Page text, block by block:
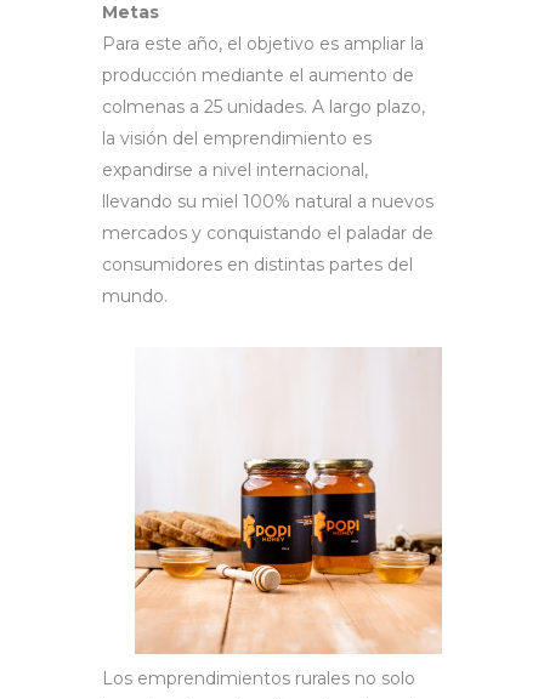
Metas
Para este año, el objetivo es ampliar la
producción mediante el aumento de
colmenas a 25 unidades. A largo plazo,
la visión del emprendimiento es
expandirse a nivel internacional,
llevando su miel 100% natural a nuevos
mercados y conquistando el paladar de
consumidores en distintas partes del
mundo.
Los emprendimientos rurales no solo